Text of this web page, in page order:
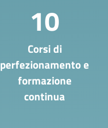
10
Corsi di
perfezionamento e
formazione
continua